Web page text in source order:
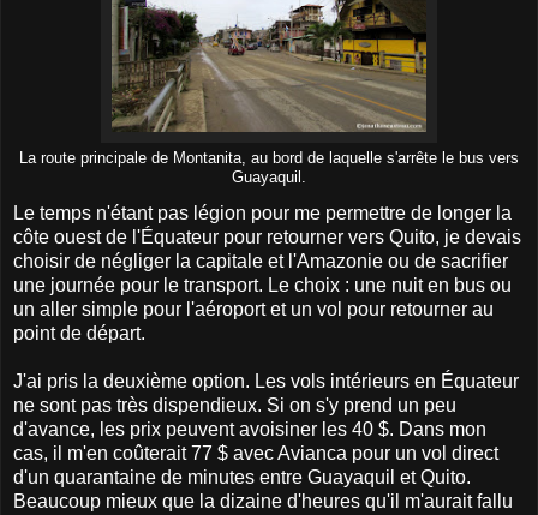
La route principale de Montanita, au bord de laquelle s'arrête le bus vers
Guayaquil.
Le temps n'étant pas légion pour me permettre de longer la
côte ouest de l'Équateur pour retourner vers Quito, je devais
choisir de négliger la capitale et l'Amazonie ou de sacrifier
une journée pour le transport. Le choix : une nuit en bus ou
un aller simple pour l'aéroport et un vol pour retourner au
point de départ.
J'ai pris la deuxième option. Les vols intérieurs en Équateur
ne sont pas très dispendieux. Si on s'y prend un peu
d'avance, les prix peuvent avoisiner les 40 $. Dans mon
cas, il m'en coûterait 77 $ avec Avianca pour un vol direct
d'un quarantaine de minutes entre Guayaquil et Quito.
Beaucoup mieux que la dizaine d'heures qu'il m'aurait fallu